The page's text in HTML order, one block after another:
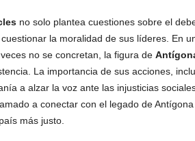
no solo plantea cuestiones sobre el
la moralidad de sus líderes. En
no se concretan, la figura de
La importancia de sus acciones,
a alzar la voz ante las injusticias
a conectar con el legado de
más justo.